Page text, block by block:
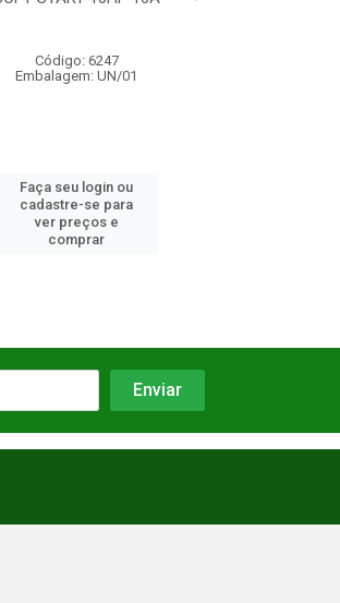
Código: 6254
Embalagem: UN/01
Faça seu login ou
cadastre-se para
ver preços e
comprar